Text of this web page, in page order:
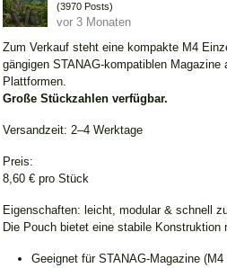
(3970 Posts)
vor 3 Monaten
Zum Verkauf steht eine kompakte M4
gängigen STANAG-kompatiblen
Plattformen.
Große Stückzahlen verfügbar.
Versandzeit: 2–4 Werktage
Preis:
8,60 € pro Stück
Eigenschaften: leicht, modular & schnell
Die Pouch bietet eine stabile
Geeignet für STANAG-Magazine